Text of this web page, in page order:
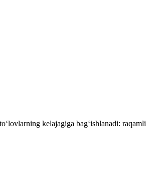
kelajagiga bag‘ishlanadi: raqamli